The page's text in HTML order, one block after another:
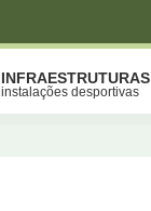
INFRAESTRUTURAS
instalações desportivas